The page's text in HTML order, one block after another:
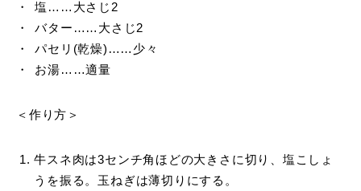
塩……大さじ2
バター……大さじ2
パセリ(乾燥)……少々
お湯……適量
＜作り方＞
牛スネ肉は3センチ角ほどの大きさに切り、塩こしょ
うを振る。玉ねぎは薄切りにする。